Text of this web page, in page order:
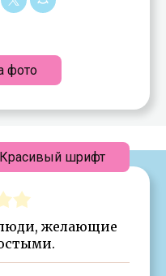
фото
желающие
Красивый шрифт